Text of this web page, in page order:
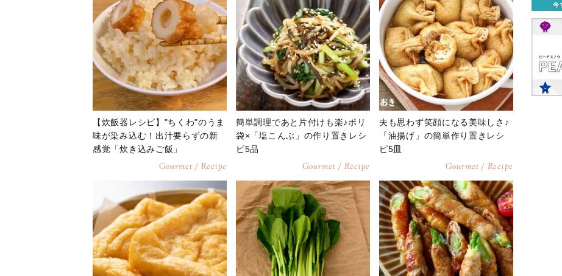
【炊飯器レシピ】"ちくわ"のうま
味が染み込む！出汁要らずの新
感覚「炊き込みご飯」
Gourmet / Recipe
簡単調理であと片付けも楽♪ポリ
袋×「塩こんぶ」の作り置きレシ
ピ5品
Gourmet / Recipe
夫も思わず笑顔になる美味しさ♪
「油揚げ」の簡単作り置きレシ
ピ5皿
Gourmet / Recipe